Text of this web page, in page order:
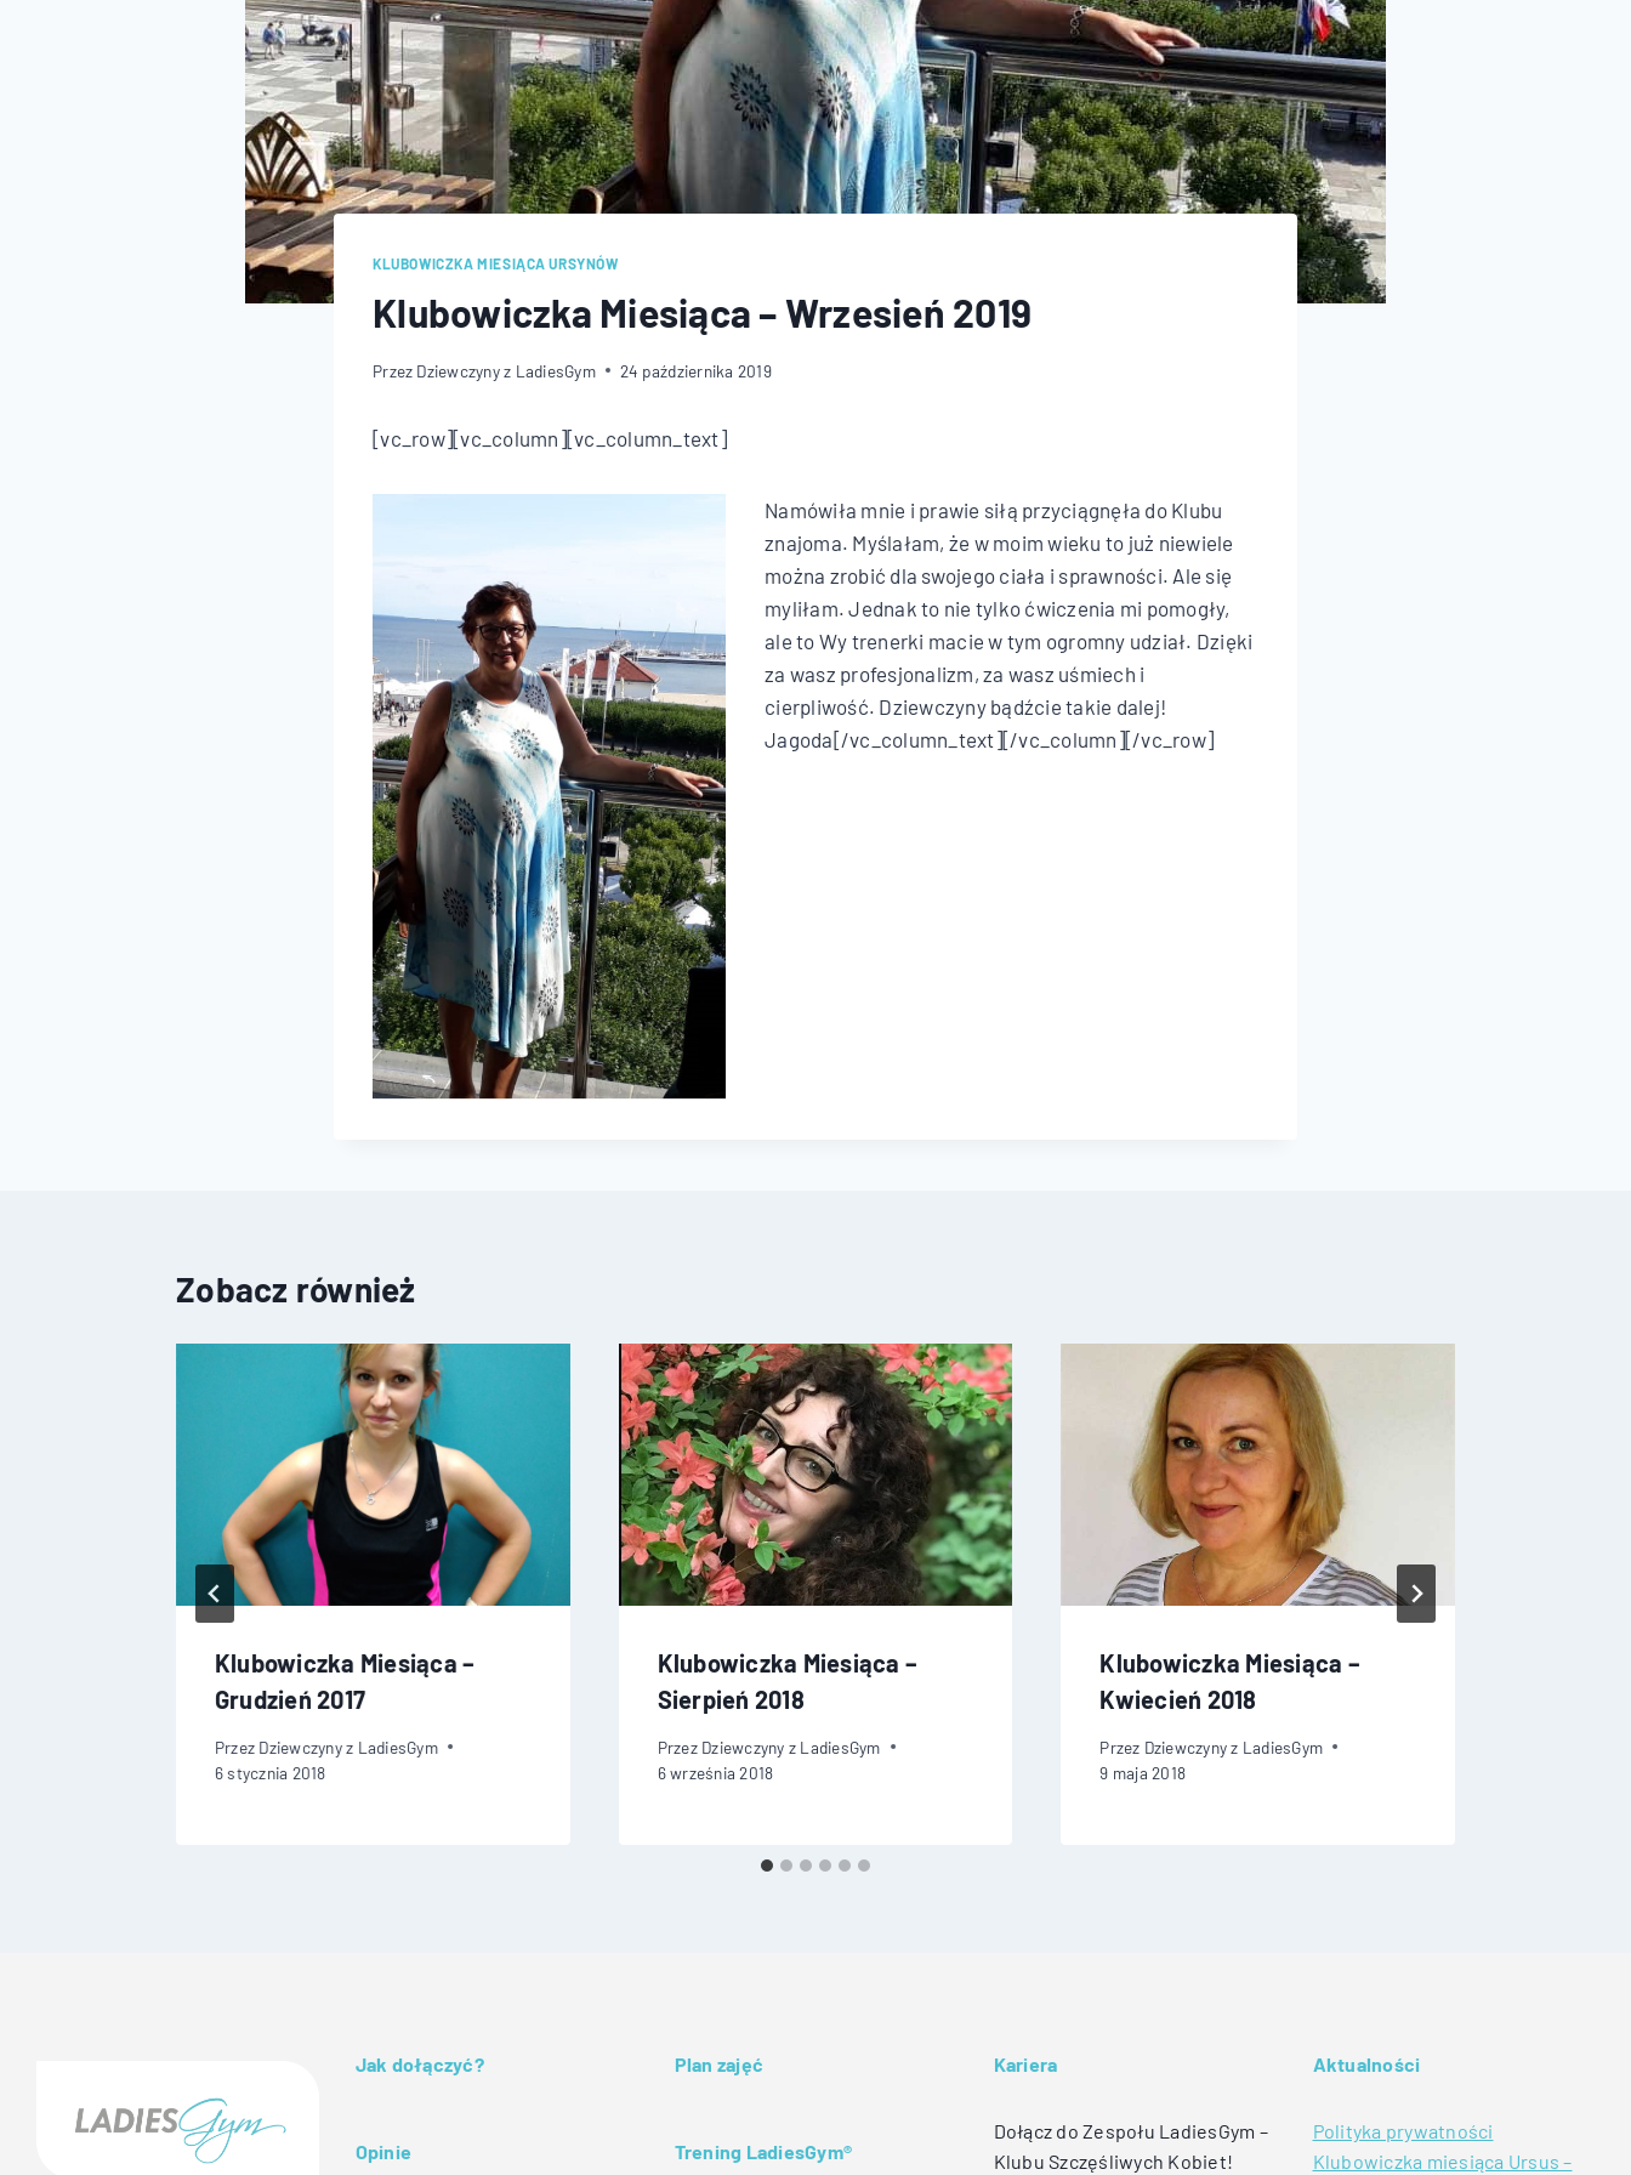
KLUBOWICZKA MIESIĄCA URSYNÓW
Klubowiczka Miesiąca – Wrzesień 2019
Przez Dziewczyny z LadiesGym 24 października 2019
[vc_row][vc_column][vc_column_text]
Namówiła mnie i prawie siłą przyciągnęła do Klubu
znajoma. Myślałam, że w moim wieku to już niewiele
można zrobić dla swojego ciała i sprawności. Ale się
myliłam. Jednak to nie tylko ćwiczenia mi pomogły,
ale to Wy trenerki macie w tym ogromny udział. Dzięki
za wasz profesjonalizm, za wasz uśmiech i
cierpliwość. Dziewczyny bądźcie takie dalej!
Jagoda[/vc_column_text][/vc_column][/vc_row]
Zobacz również
Klubowiczka Miesiąca –
Grudzień 2017
Przez Dziewczyny z LadiesGym
6 stycznia 2018
Klubowiczka Miesiąca –
Sierpień 2018
Przez Dziewczyny z LadiesGym
6 września 2018
Klubowiczka Miesiąca –
Kwiecień 2018
Przez Dziewczyny z LadiesGym
9 maja 2018
Jak dołączyć?
Opinie
Plan zajęć
Trening LadiesGym®
Kariera
Dołącz do Zespołu LadiesGym –
Klubu Szczęśliwych Kobiet!
Aktualności
Polityka prywatności
Klubowiczka miesiąca Ursus –